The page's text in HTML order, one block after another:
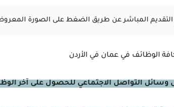
المباشر عن طريق الضغط على الصورة
الوظائف في عمان في الأردن
وسائل التواصل الاجتماعي للحصول على آخر